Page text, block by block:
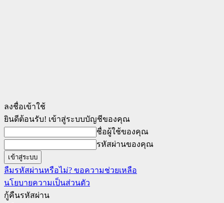
ลงชื่อเข้าใช้
ยินดีต้อนรับ! เข้าสู่ระบบบัญชีของคุณ
ชื่อผู้ใช้ของคุณ
รหัสผ่านของคุณ
ลืมรหัสผ่านหรือไม่? ขอความช่วยเหลือ
นโยบายความเป็นส่วนตัว
กู้คืนรหัสผ่าน